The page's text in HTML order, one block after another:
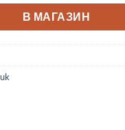
В МАГАЗИН